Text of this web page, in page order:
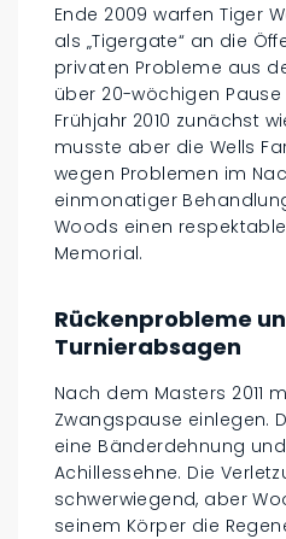
Ende 2009 warfen Tiger
als „Tigergate“ an die
privaten Probleme aus
über 20-wöchigen
Frühjahr 2010 zunächst
musste aber die Wells
wegen Problemen im
einmonatiger
Woods einen
Memorial.
Rückenprobleme
Turnierabsagen
Nach dem Masters 2011
Zwangspause einlegen.
eine Bänderdehnung
Achillessehne. Die
schwerwiegend, aber
seinem Körper die